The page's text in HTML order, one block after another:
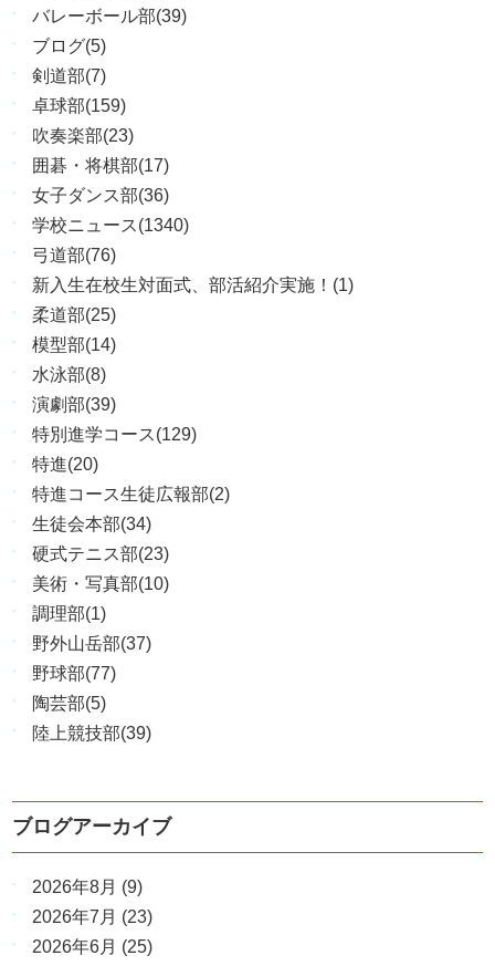
バレーボール部(39)
ブログ(5)
剣道部(7)
卓球部(159)
吹奏楽部(23)
囲碁・将棋部(17)
女子ダンス部(36)
学校ニュース(1340)
弓道部(76)
新入生在校生対面式、部活紹介実施！(1)
柔道部(25)
模型部(14)
水泳部(8)
演劇部(39)
特別進学コース(129)
特進(20)
特進コース生徒広報部(2)
生徒会本部(34)
硬式テニス部(23)
美術・写真部(10)
調理部(1)
野外山岳部(37)
野球部(77)
陶芸部(5)
陸上競技部(39)
ブログアーカイブ
2026年8月 (9)
2026年7月 (23)
2026年6月 (25)